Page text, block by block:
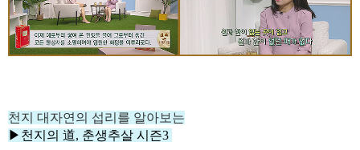
천지 대자연의 섭리를 알아보는
▶ 천지의 道, 춘생추살 시즌3